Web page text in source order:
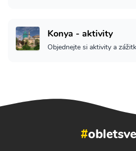
Konya - aktivity
Objednejte si aktivity a
#